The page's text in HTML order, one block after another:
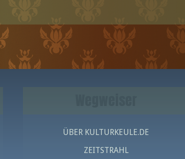
ÜBER KULTURKEULE.DE
ZEITSTRAHL